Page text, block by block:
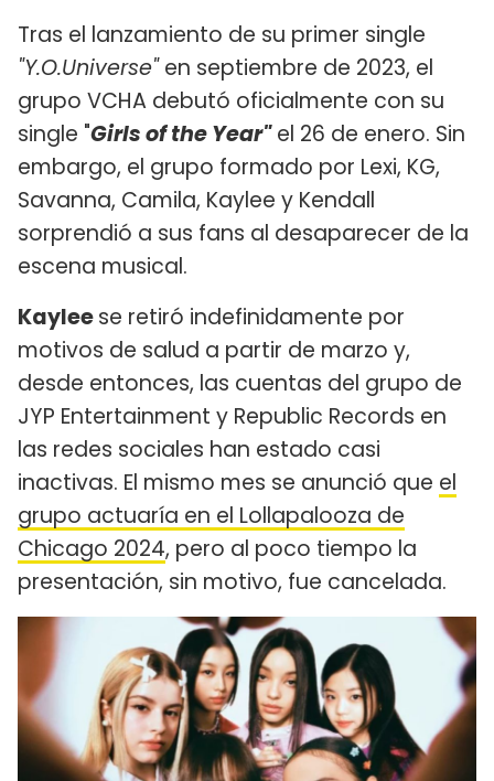
Tras el lanzamiento de su primer single
"Y.O.Universe"en septiembre de 2023, el
grupo VCHA debutó oficialmente con su
single "Girls of the Year"el 26 de enero. Sin
embargo, el grupo formado por Lexi, KG,
Savanna, Camila, Kaylee y Kendall
sorprendió a sus fans al desaparecer de la
escena musical.
Kayleese retiró indefinidamente por
motivos de salud a partir de marzo y,
desde entonces, las cuentas del grupo de
JYP Entertainment y Republic Records en
las redes sociales han estado casi
inactivas. El mismo mes se anunció que el
grupo actuaría en el Lollapalooza de
Chicago 2024, pero al poco tiempo la
presentación, sin motivo, fue cancelada.